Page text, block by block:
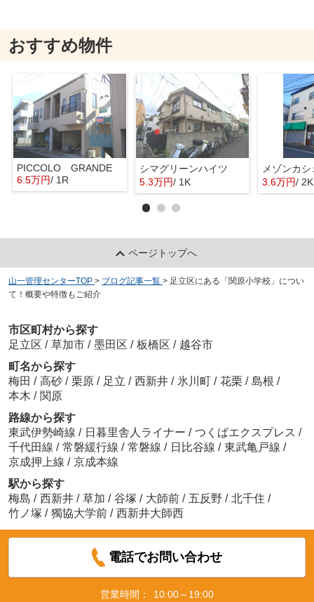
おすすめ物件
PICCOLO GRANDE
6.5万円/ 1R
シマグリーンハイツ
5.3万円/ 1K
メゾンカシ
3.6万円/ 2K
ページトップへ
山一管理センターTOP > ブログ記事一覧 > 足立区にある「関原小学校」につい
て！概要や特徴もご紹介
市区町村から探す
足立区 / 草加市 / 墨田区 / 板橋区 / 越谷市
町名から探す
梅田 / 高砂 / 栗原 / 足立 / 西新井 / 氷川町 / 花栗 / 島根 /
本木 / 関原
路線から探す
東武伊勢崎線 / 日暮里舎人ライナー / つくばエクスプレス /
千代田線 / 常磐緩行線 / 常磐線 / 日比谷線 / 東武亀戸線 /
京成押上線 / 京成本線
駅から探す
梅島 / 西新井 / 草加 / 谷塚 / 大師前 / 五反野 / 北千住 /
竹ノ塚 / 獨協大学前 / 西新井大師西
電話でお問い合わせ
営業時間： 10:00～19:00